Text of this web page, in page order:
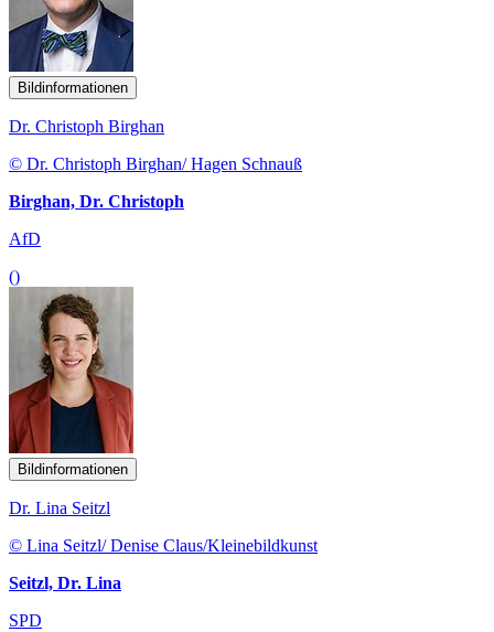
Bildinformationen
Dr. Christoph Birghan
© Dr. Christoph Birghan/ Hagen Schnauß
Birghan, Dr. Christoph
AfD
()
Bildinformationen
Dr. Lina Seitzl
© Lina Seitzl/ Denise Claus/Kleinebildkunst
Seitzl, Dr. Lina
SPD